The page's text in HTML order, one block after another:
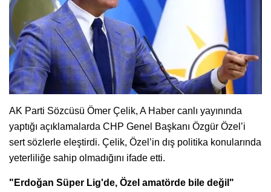
AK Parti Sözcüsü Ömer Çelik, A Haber canlı yayınında
yaptığı açıklamalarda CHP Genel Başkanı Özgür Özel’i
sert sözlerle eleştirdi. Çelik, Özel’in dış politika konularında
yeterliliğe sahip olmadığını ifade etti.
"Erdoğan Süper Lig'de, Özel amatörde bile değil"